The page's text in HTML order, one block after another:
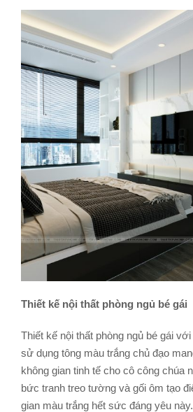
Thiết kế nội thất phòng ngủ bé gái
Thiết kế nội thất phòng ngủ bé gái
sử dụng tông màu trắng chủ đạo
không gian tinh tế cho cô công chúa
bức tranh treo tường và gối ôm tạo
gian màu trắng hết sức đáng yêu